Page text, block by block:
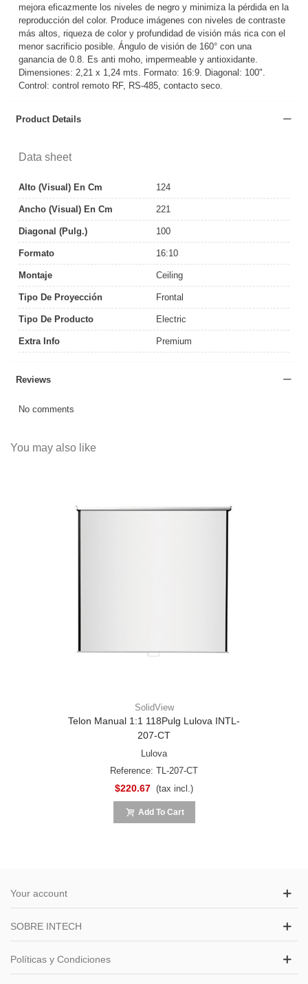
mejora eficazmente los niveles de negro y minimiza la pérdida en la
reproducción del color. Produce imágenes con niveles de contraste
más altos, riqueza de color y profundidad de visión más rica con el
menor sacrificio posible. Ángulo de visión de 160° con una
ganancia de 0.8. Es anti moho, impermeable y antioxidante.
Dimensiones: 2,21 x 1,24 mts. Formato: 16:9. Diagonal: 100".
Control: control remoto RF, RS-485, contacto seco.
Product Details
Data sheet
Alto (Visual) En Cm 124
Ancho (Visual) En Cm 221
Diagonal (pulg.) 100
Formato 16:10
Montaje Ceiling
Tipo De Proyección Frontal
Tipo De Producto Electric
Extra Info Premium
Reviews
No comments
You may also like
SolidView
Telon Manual 1:1 118Pulg Lulova INTL-
207-CT
Lulova
Reference: TL-207-CT
$220.67 (tax incl.)
Add To Cart
Your account
SOBRE INTECH
Políticas y Condiciones